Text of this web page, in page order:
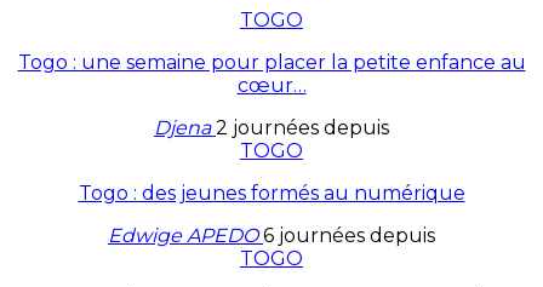
TOGO
Togo : une semaine pour placer la petite enfance au
cœur…
Djena2 journées depuis
TOGO
Togo : des jeunes formés au numérique
Edwige APEDO6 journées depuis
TOGO